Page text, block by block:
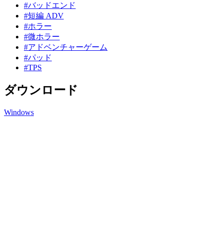
#バッドエンド
#短編 ADV
#ホラー
#微ホラー
#アドベンチャーゲーム
#パッド
#TPS
ダウンロード
Windows